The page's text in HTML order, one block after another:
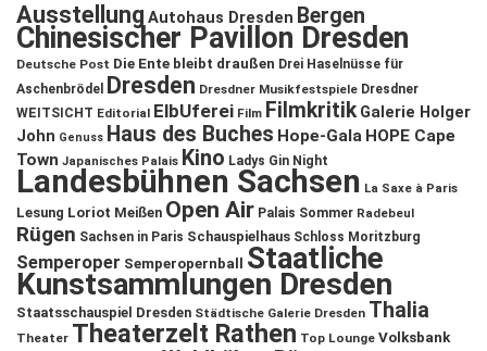
Ausstellung Autohaus Dresden Bergen
Chinesischer Pavillon Dresden
Deutsche Post Die Ente bleibt draußen Drei Haselnüsse für
Aschenbrödel
Dresden Dresdner Musikfestspiele Dresdner
WEITSICHT Editorial ElbUferei Film Filmkritik Galerie Holger
John Genuss Haus des Buches Hope-Gala HOPE Cape
Town Japanisches Palais Kino Ladys Gin Night
Landesbühnen Sachsen La Saxe à Paris
Lesung Loriot Meißen Open Air Palais Sommer Radebeul
Rügen Sachsen in Paris Schauspielhaus Schloss Moritzburg
Semperoper Semperopernball Staatliche
Kunstsammlungen Dresden
Staatsschauspiel Dresden Städtische Galerie Dresden Thalia
Theater Theaterzelt Rathen Top Lounge Volksbank